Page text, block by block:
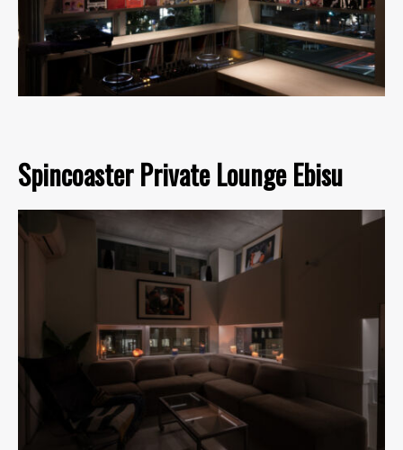
Spincoaster Private Lounge Ebisu